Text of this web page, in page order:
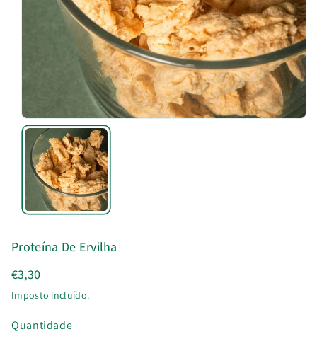
Proteína De Ervilha
€3,30
Imposto incluído.
Quantidade